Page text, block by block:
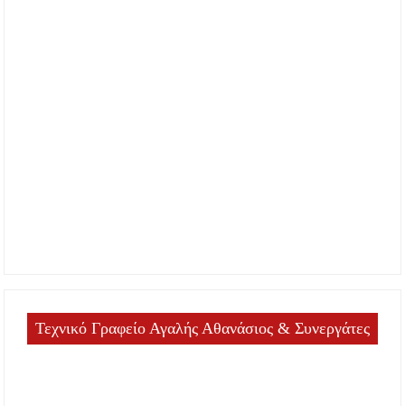
Τεχνικό Γραφείο Αγαλής Αθανάσιος & Συνεργάτες